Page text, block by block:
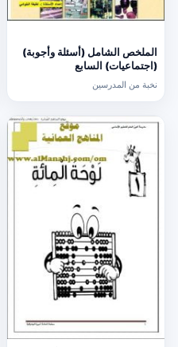
الملخص الشامل (أسئلة وأجوبة)
(اجتماعيات) السابع
نخبة من المدرسين